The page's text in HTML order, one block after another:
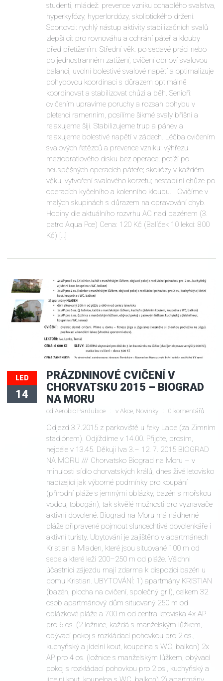
studenti, mládež: prevence vzniku ochablého svalstva,
hyperkyfózy, hyperlordózy, skoliotického držení.
Sportovci: rychlý nástup aktivity stabilizačních svalů
zlepší cit pro rovnováhu a ochrání páteř a klouby
před přetížením. Střední věk: po sedavé práci nebo
po jednostranném zatížení, cvičení obnoví svalovou
balanci, uvolní bolestivé svalové napětí a optimalizuje
pohybovou koordinaci s důrazem optimálně
koordinovat a stabilizovat chůzi a běh. Senioři:
cvičením upravíme poruchy a rozsah pohybu v
pletenci ramenním, posílíme šikmé svaly břišní a
relaxujeme šíji. Stabilizujeme trup a pánev a
relaxujeme bolestivé napětí v zádech. Léčba cvičením
svalových řetězců a prevence vzniku: výhřezu
meziobratlového disku bez operace; potíží po
neúspěšných operacích páteře; skoliózy v každém
věku, vytvoření svalového korzetu; nestabilní chůze po
operacích kyčelního a kolenního kloubu. Cvičíme v
malých skupinách s důrazem na opravování chyb.
Hodiny dle aktuálního rozvrhu AC nad bazénem (3.
patro Aqua Pce) Cena: 120 Kč (Balíček 10 lekcí: 800
Kč) […]
LED
14
PRÁZDNINOVÉ CVIČENÍ V
CHORVATSKU 2015 – BIOGRAD
NA MORU
od Aerobic Pardubice v Akce, Novinky 0 komentářů
Odjezd 3.7.2015 z parkoviště u řeky Labe (za Zimním
stadiónem). Odjíždíme v 14.00. Přijďte, prosím,
nejdéle v 13.45. Děkuji Iva 3.– 12. 7. 2015 BIOGRAD
NA MORU /// Chorvatsko Biograd na Moru – v
minulosti sídlo chorvatských králů, dnes živé letovisko
nabízející jak výborné podmínky pro koupání
(přírodní pláže s jemnými oblázky, bazén s mořskou
vodou, tobogán), tak skvělé možnosti pro vyznavače
aktivní dovolené. Biograd na Moru má nádherné
pláže připravené pojmout sluncechtivé dovolenkáře i
aktivní turisty. Ubytování je zajištěno v apartmánech
Kristian a Mladen, které jsou situované 100 m od
sebe a které leží 200–250 m od pláže. Všichni
účastníci zájezdu mají zdarma k dispozici bazén u
domu Kristian. UBYTOVÁNÍ: 1) apartmány KRISTIAN
(bazén, plocha na cvičení, společný gril), celkem 32
osob apartmánový dům situovaný 250 m od
oblázkové pláže a 700 m od centra letoviska 4x AP
pro 6 os. (2 ložnice, každá s manželským lůžkem,
obývací pokoj s rozkládací pohovkou pro 2 os.,
kuchyňský a jídelní kout, koupelna s WC, balkon) 2x
AP pro 4 os. (ložnice s manželským lůžkem, obývací
pokoj s rozkládací pohovkou pro 2 os., kuchyňský a